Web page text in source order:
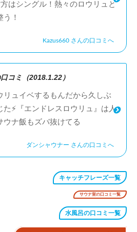
はシングル！熱々のロウリュと
！
Kazus660 さんの口コミへ
コミ（2018.1.22）
リュイベするもんだから久しぶ
た⚡『エンドレスロウリュ』は人
ウナ飯もズバ抜けてる
ダンシャウナー さんの口コミへ
キャッチフレーズ一覧
サウナ室の口コミ一覧
水風呂の口コミ一覧